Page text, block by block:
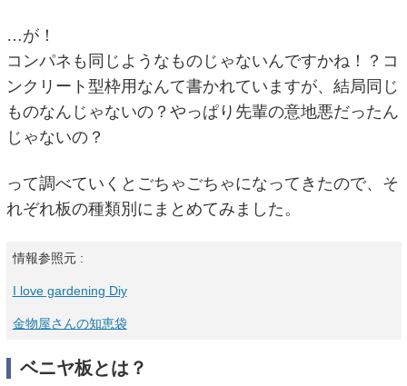
…が！
コンパネも同じようなものじゃないんですかね！？コ
ンクリート型枠用なんて書かれていますが、結局同じ
ものなんじゃないの？やっぱり先輩の意地悪だったん
じゃないの？
って調べていくとごちゃごちゃになってきたので、そ
れぞれ板の種類別にまとめてみました。
情報参照元 :
I love gardening Diy
金物屋さんの知恵袋
ベニヤ板とは？